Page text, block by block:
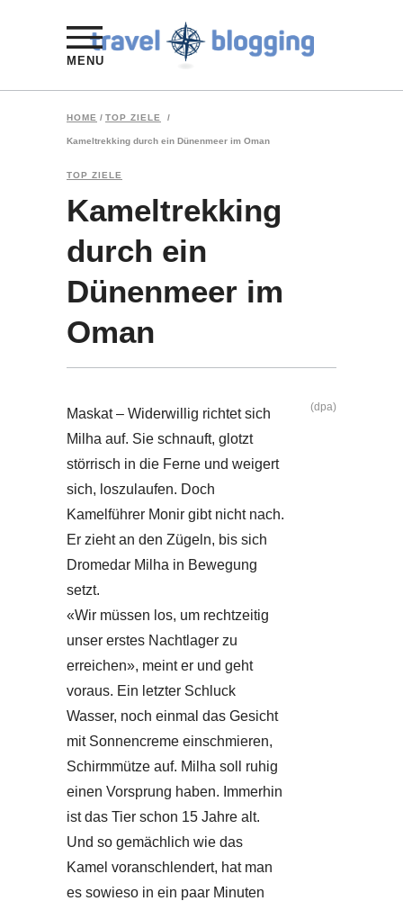
MENU
HOME / TOP ZIELE /
Kameltrekking durch ein Dünenmeer im Oman
TOP ZIELE
Kameltrekking
durch ein
Dünenmeer im
Oman
Maskat – Widerwillig richtet sich
Milha auf. Sie schnauft, glotzt
störrisch in die Ferne und weigert
sich, loszulaufen. Doch
Kamelführer Monir gibt nicht nach.
Er zieht an den Zügeln, bis sich
Dromedar Milha in Bewegung
setzt.
«Wir müssen los, um rechtzeitig
unser erstes Nachtlager zu
erreichen», meint er und geht
voraus. Ein letzter Schluck
Wasser, noch einmal das Gesicht
mit Sonnencreme einschmieren,
Schirmmütze auf. Milha soll ruhig
einen Vorsprung haben. Immerhin
ist das Tier schon 15 Jahre alt.
Und so gemächlich wie das
Kamel voranschlendert, hat man
es sowieso in ein paar Minuten
(dpa)